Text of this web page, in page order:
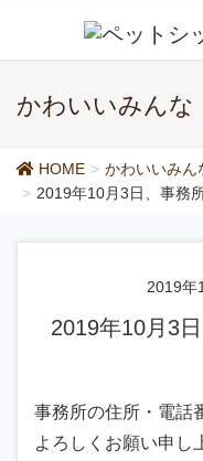
かわいいみんな
HOME かわいいみん
2019年10月3日、事務
2019年
2019年10月3
事務所の住所・電話
よろしくお願い申し